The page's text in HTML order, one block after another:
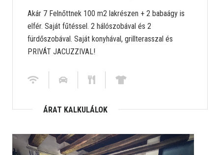
Akár 7 Felnőttnek 100 m2 lakrészen + 2 babaágy is
elfér. Saját fűtéssel. 2 hálószobával és 2
fürdőszobával. Saját konyhával, grillterasszal és
PRIVÁT JACUZZIVAL!
ÁRAT KALKULÁLOK